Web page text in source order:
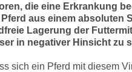
die eine Erkrankung
aus einem absoluten
Lagerung der
in negativer Hinsicht zu
sich ein Pferd mit diesem